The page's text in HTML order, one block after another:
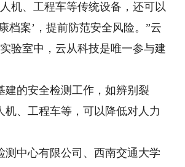
、工程车等传统设备，还可以
档案’，提前防范安全风险。”云
验室中，云从科技是唯一参与建
的安全检测工作，如辨别裂
、工程车等，可以降低对人力
中心有限公司、西南交通大学